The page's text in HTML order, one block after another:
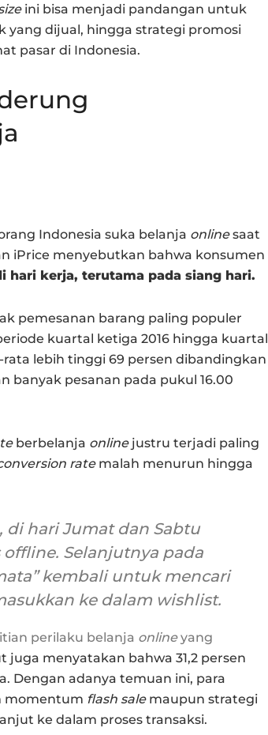
ini bisa menjadi pandangan untuk
yang dijual, hingga strategi promosi
pasar di Indonesia.
Indonesia suka belanja onlinesaat
iPrice menyebutkan bahwa konsumen
hari kerja, terutama pada siang hari.
pemesanan barang paling populer
kuartal ketiga 2016 hingga kuartal
rata lebih tinggi 69 persen dibandingkan
banyak pesanan pada pukul 16.00
berbelanja onlinejustru terjadi paling
rate malah menurun hingga
hari Jumat dan Sabtu
offline. Selanjutnya pada
kembali untuk mencari
ke dalam wishlist.
perilaku belanja onlineyang
menyatakan bahwa 31,2 persen
Dengan adanya temuan ini, para
momentum flash sale maupun strategi
ke dalam proses transaksi.